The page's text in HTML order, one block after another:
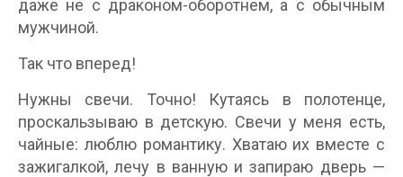
даже не с драконом-оборотнем, а с обычным
мужчиной.
Так что вперед!
Нужны свечи. Точно! Кутаясь в полотенце,
проскальзываю в детскую. Свечи у меня есть,
чайные: люблю романтику. Хватаю их вместе с
зажигалкой, лечу в ванную и запираю дверь —